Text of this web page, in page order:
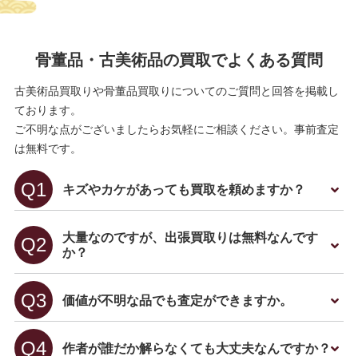
骨董品・古美術品の買取でよくある質問
古美術品買取りや骨董品買取りについてのご質問と回答を掲載し
ております。
ご不明な点がございましたらお気軽にご相談ください。事前査定
は無料です。
キズやカケがあっても買取を頼めますか？
大量なのですが、出張買取りは無料なんです
か？
価値が不明な品でも査定ができますか。
作者が誰だか解らなくても大丈夫なんですか？